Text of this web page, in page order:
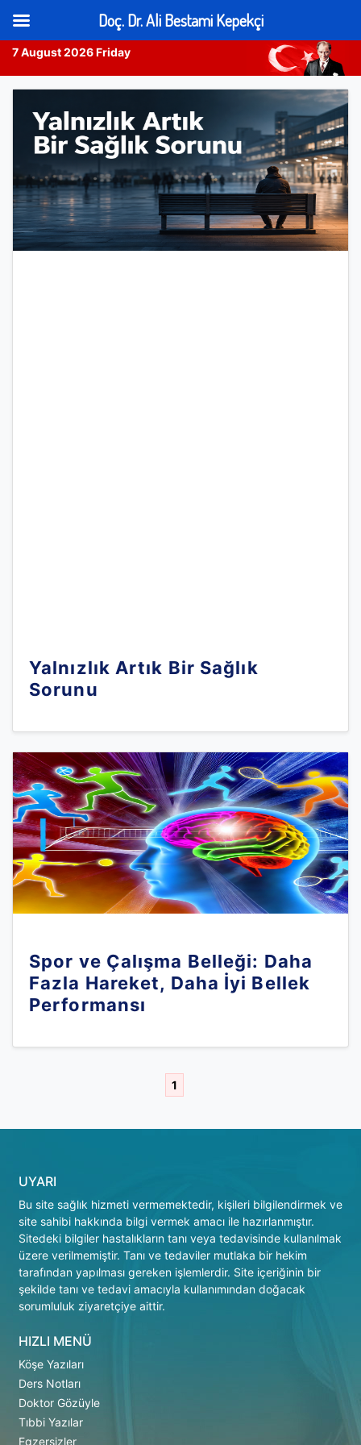
7 August 2026 Friday
content
Yalnızlık Artık Bir Sağlık
Sorunu
Spor ve Çalışma Belleği: Daha
Fazla Hareket, Daha İyi Bellek
Performansı
1
UYARI
Bu site sağlık hizmeti vermemektedir, kişileri bilgilendirmek ve
site sahibi hakkında bilgi vermek amacı ile hazırlanmıştır.
Sitedeki bilgiler hastalıkların tanı veya tedavisinde kullanılmak
üzere verilmemiştir. Tanı ve tedaviler mutlaka bir hekim
tarafından yapılması gereken işlemlerdir. Site içeriğinin bir
şekilde tanı ve tedavi amacıyla kullanımından doğacak
sorumluluk ziyaretçiye aittir.
HIZLI MENÜ
Köşe Yazıları
Ders Notları
Doktor Gözüyle
Tıbbi Yazılar
Egzersizler
Doç. Dr. Ali Bestami Kepekçi